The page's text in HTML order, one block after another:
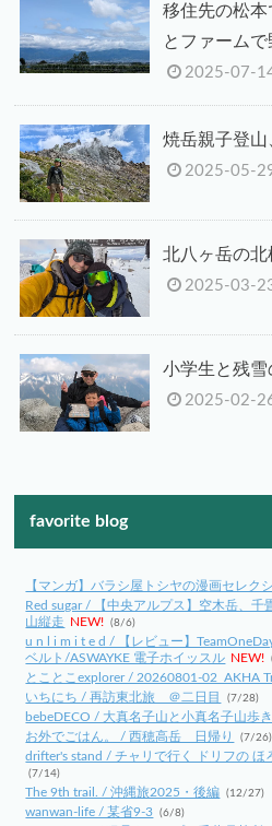
移住先の松
とファームで
2025-07-
焼岳親子登山
2025-05-
北八ヶ岳の
2025-03-
小学生と残
2025-02-
favorite blog
【マンガ】バラシ屋トシヤの漫画セレク
Red sugar / 【中央アルプス】空木岳、千
山縦走
NEW! (8/6)
u n l i m i t e d / 【レビュー】
ベルト/ASWAYKE 電子ホイッスル NEW!
とことこexplorer / 20260801-02_AKHA
いちにち / 再訪東北旅 ＠二日目 (7/28)
bebeDECO / 大真名子山と小真名子山歩き
お外でごはん。 / 西穂高岳 日帰り (7/26)
drifter's stand / チャリで行く ドリフの ほ
(7/14)
The 9th trail. / 沖縄旅2025・後編 (12/27)
wanwan-life / 某省9-3 (6/8)